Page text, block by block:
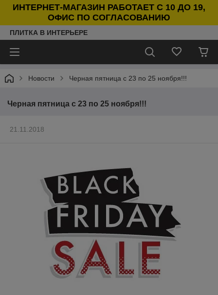
ИНТЕРНЕТ-МАГАЗИН РАБОТАЕТ С 10 ДО 19,
ОФИС ПО СОГЛАСОВАНИЮ
ПЛИТКА В ИНТЕРЬЕРЕ
Новости Черная пятница с 23 по 25 ноября!!!
Черная пятница с 23 по 25 ноября!!!
21.11.2018